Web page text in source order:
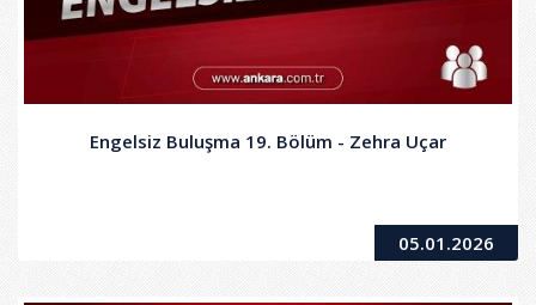
Engelsiz Buluşma 19. Bölüm - Zehra Uçar
05.01.2026